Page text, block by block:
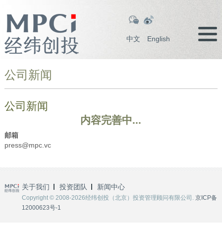
中文 English
公司新闻
公司新闻
内容完善中...
邮箱
press@mpc.vc
关于我们 投资团队 新闻中心
Copyright © 2008-2026经纬创投（北京）投资管理顾问有限公司. 京ICP备
12000623号-1